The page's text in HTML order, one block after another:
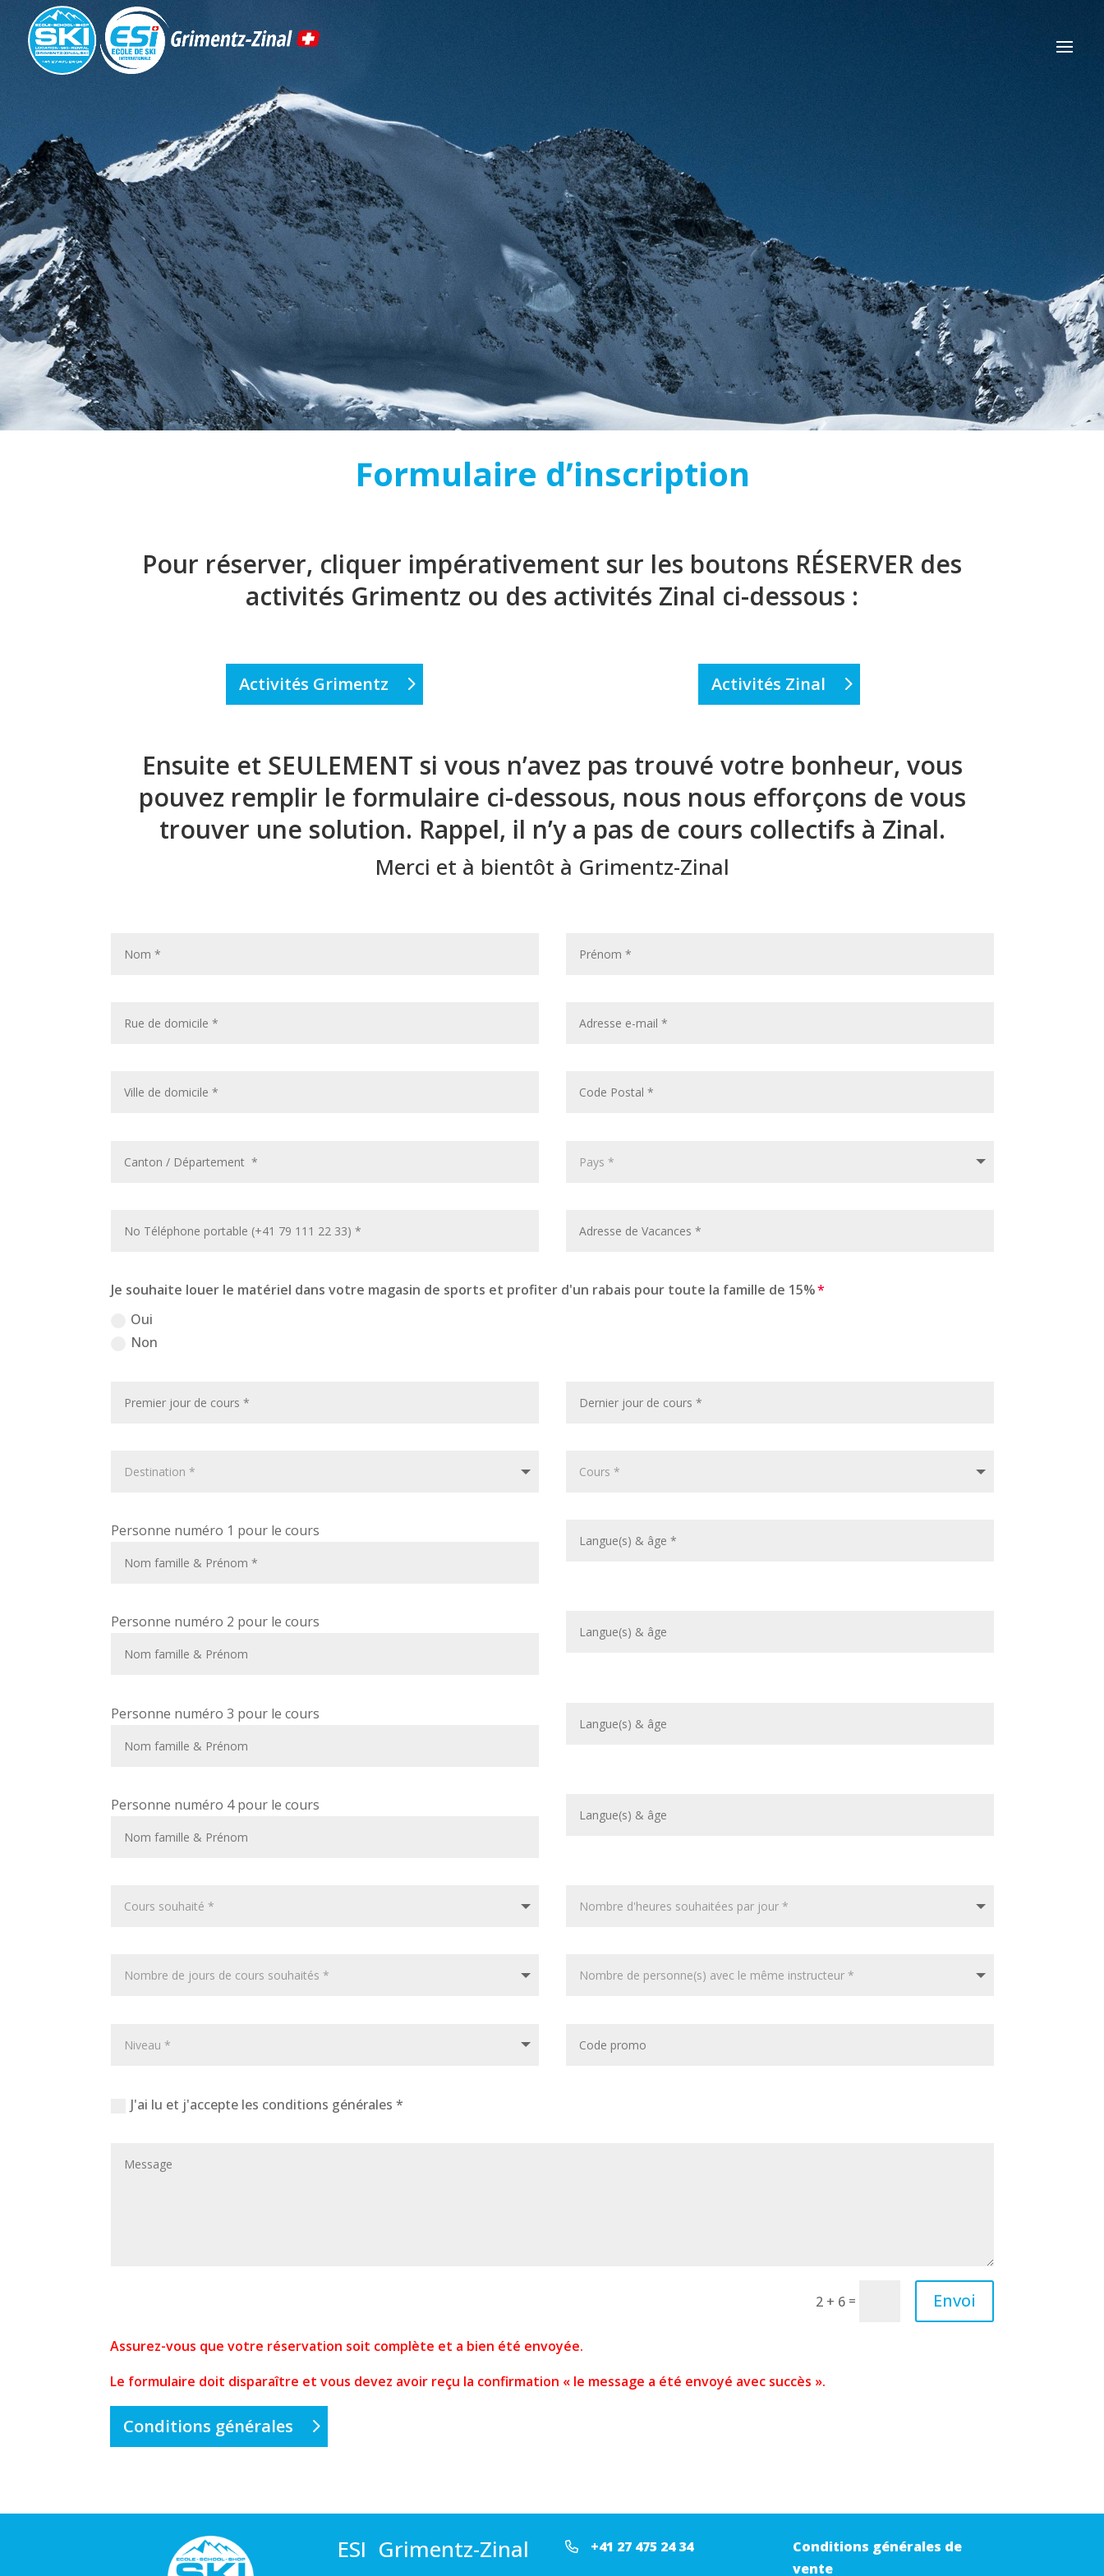
Formulaire d’inscription
Pour réserver, cliquer impérativement sur les boutons RÉSERVER des
activités Grimentz ou des activités Zinal ci-dessous :
Activités Grimentz Activités Zinal
Ensuite et SEULEMENT si vous n’avez pas trouvé votre bonheur, vous
pouvez remplir le formulaire ci-dessous, nous nous efforçons de vous
trouver une solution. Rappel, il n’y a pas de cours collectifs à Zinal.
Merci et à bientôt à Grimentz-Zinal
Je souhaite louer le matériel dans votre magasin de sports et profiter d'un rabais pour toute la famille de 15%
Oui
Non
Personne numéro 1 pour le cours
Personne numéro 2 pour le cours
Personne numéro 3 pour le cours
Personne numéro 4 pour le cours
J'ai lu et j'accepte les conditions générales *
2 + 6= Envoi
Assurez-vous que votre réservation soit complète et a bien été envoyée.
Le formulaire doit disparaître et vous devez avoir reçu la confirmation « le message a été envoyé avec succès ».
Conditions générales
ESI Grimentz-Zinal
+41 27 475 24 34
Conditions générales de
vente